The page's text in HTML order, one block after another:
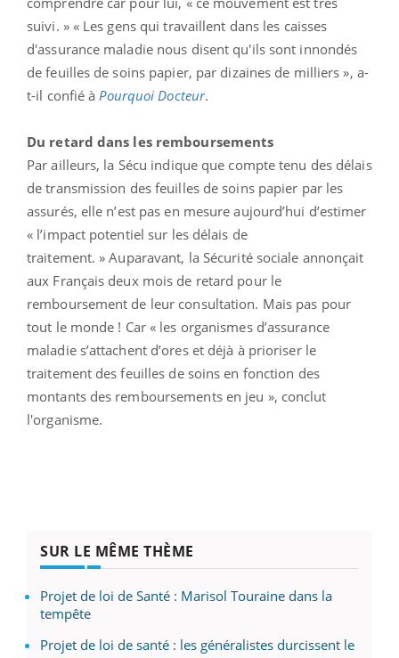
suivi. » « Les gens qui travaillent dans les caisses
d'assurance maladie nous disent qu'ils sont innondés
de feuilles de soins papier, par dizaines de milliers », a-
t-il confié à Pourquoi Docteur.
Du retard dans les remboursements
Par ailleurs, la Sécu indique que compte tenu des délais
de transmission des feuilles de soins papier par les
assurés, elle n’est pas en mesure aujourd’hui d’estimer
« l’impact potentiel sur les délais de
traitement. » Auparavant, la Sécurité sociale annonçait
aux Français deux mois de retard pour le
remboursement de leur consultation. Mais pas pour
tout le monde ! Car « les organismes d’assurance
maladie s’attachent d’ores et déjà à prioriser le
traitement des feuilles de soins en fonction des
montants des remboursements en jeu », conclut
l'organisme.
SUR LE MÊME THÈME
Projet de loi de Santé : Marisol Touraine dans la
tempête
Projet de loi de santé : les généralistes durcissent le